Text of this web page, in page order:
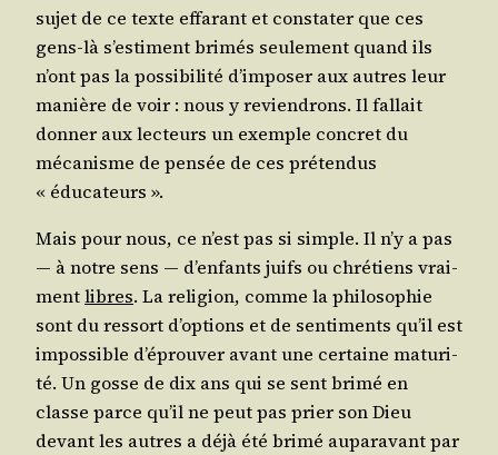
sujet de ce texte effa­rant et consta­ter que ces
gens-là s’es­timent bri­més seule­ment quand ils
n’ont pas la pos­si­bi­li­té d’im­po­ser aux autres leur
manière de voir : nous y revien­drons. Il fal­lait
don­ner aux lec­teurs un exemple concret du
méca­nisme de pen­sée de ces pré­ten­dus
« éducateurs ».
Mais pour nous, ce n’est pas si simple. Il n’y a pas
― à notre sens ― d’en­fants juifs ou chré­tiens vrai­
mentlibres. La reli­gion, comme la phi­lo­so­phie
sont du res­sort d’op­tions et de sen­ti­ments qu’il est
impos­sible d’é­prou­ver avant une cer­taine matu­ri­
té. Un gosse de dix ans qui se sent bri­mé en
classe parce qu’il ne peut pas prier son Dieu
devant les autres a déjà été bri­mé aupa­ra­vant par